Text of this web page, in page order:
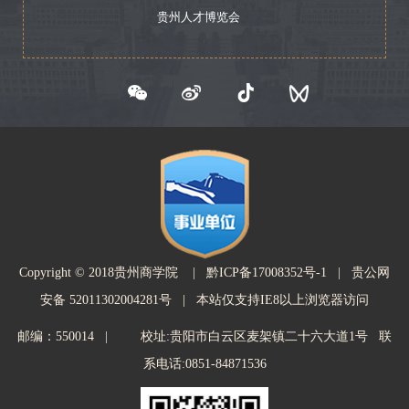
贵州人才博览会
Copyright © 2018贵州商学院 | 黔ICP备17008352号-1
| 贵公网
安备 52011302004281号 | 本站仅支持IE8以上浏览器访问
邮编：550014 | 校址:贵阳市白云区麦架镇二十六大道1号 联
系电话:0851-84871536